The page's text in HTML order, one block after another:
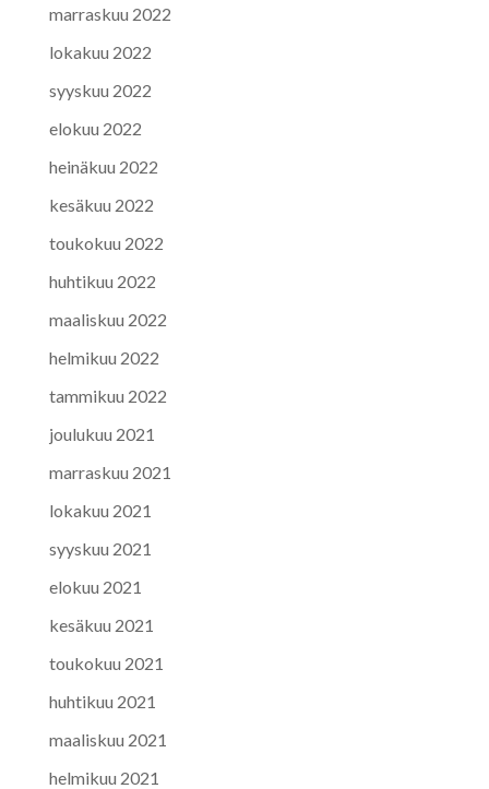
marraskuu 2022
lokakuu 2022
syyskuu 2022
elokuu 2022
heinäkuu 2022
kesäkuu 2022
toukokuu 2022
huhtikuu 2022
maaliskuu 2022
helmikuu 2022
tammikuu 2022
joulukuu 2021
marraskuu 2021
lokakuu 2021
syyskuu 2021
elokuu 2021
kesäkuu 2021
toukokuu 2021
huhtikuu 2021
maaliskuu 2021
helmikuu 2021